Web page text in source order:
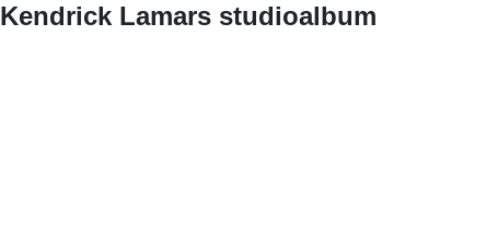
Kendrick Lamars studioalbum